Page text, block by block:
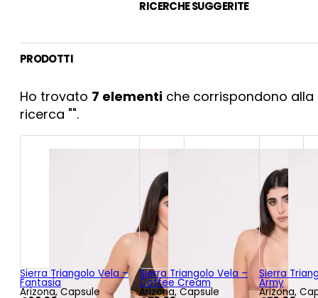
RICERCHE SUGGERITE
PRODOTTI
Ho trovato 7 elementiche corrispondono alla
ricerca "".
Sierra Triangolo Vela –
Fantasia
Arizona, Capsule
Sierra Triangolo Vela –
Coffee Cream
Arizona, Capsule
Sierra
Army
Arizona,